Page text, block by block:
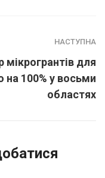
НАСТУПНА
для
на 100% у восьми
областях